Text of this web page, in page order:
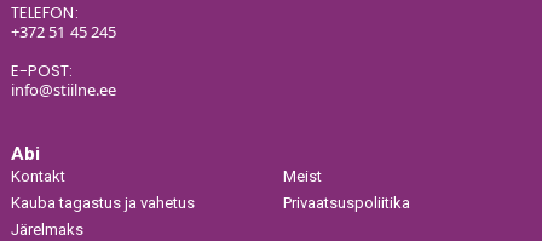
TELEFON:
+372 51 45 245
E-POST:
info@stiilne.ee
Abi
Kontakt
Kauba tagastus ja vahetus
Järelmaks
Meist
Privaatsuspoliitika